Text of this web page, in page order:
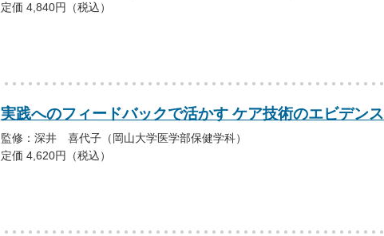
定価 4,840円（税込）
実践へのフィードバックで活かす ケア技術のエビデンス
監修：深井 喜代子（岡山大学医学部保健学科）
定価 4,620円（税込）